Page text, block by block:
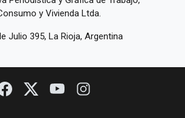
y Vivienda Ltda.
Julio 395, La Rioja, Argentina